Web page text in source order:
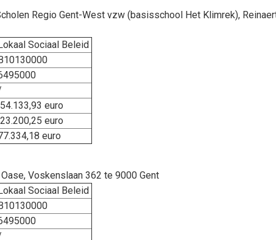
Regio Gent-West vzw (basisschool Het Klimrek),
Sociaal Beleid
54.133,93 euro
23.200,25 euro
euro
Voskenslaan 362 te 9000 Gent
Sociaal Beleid